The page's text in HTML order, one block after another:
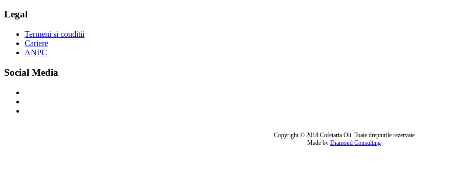
Legal
Termeni si conditii
Cariere
ANPC
Social Media
Copyright © 2018 Cofetaria Oli. Toate drepturile rezervate
Made by Diamond Consulting